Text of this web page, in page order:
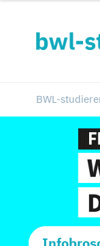
BWL-